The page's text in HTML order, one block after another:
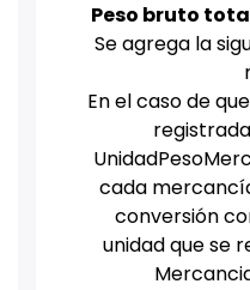
Peso bruto
Se agrega la
En el caso de
cada
conversión
unidad que se